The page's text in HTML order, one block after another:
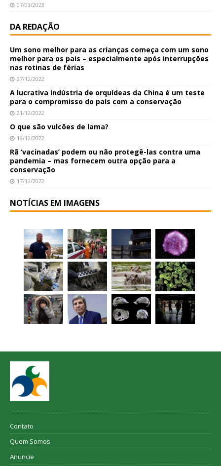
07/03/2023
DA REDAÇÃO
Um sono melhor para as crianças começa com um sono
melhor para os pais – especialmente após interrupções
nas rotinas de férias
27/12/2022
A lucrativa indústria de orquídeas da China é um teste
para o compromisso do país com a conservação
21/12/2022
O que são vulcões de lama?
19/12/2022
Rã ‘vacinadas’ podem ou não protegê-las contra uma
pandemia – mas fornecem outra opção para a
conservação
17/12/2022
NOTÍCIAS EM IMAGENS
Contato
Quem Somos
Anuncie